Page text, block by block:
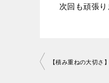
次回も頑張り
投
【積み重ねの大切